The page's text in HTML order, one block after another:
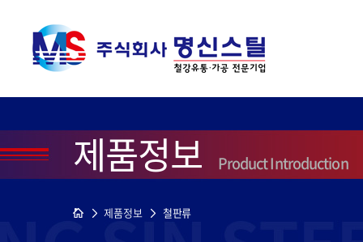
제품정보 Product Introduction
제품정보 철판류